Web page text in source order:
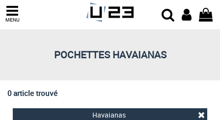
MENU
POCHETTES HAVAIANAS
0 article trouvé
Havaianas
Trier par
Meilleures remises